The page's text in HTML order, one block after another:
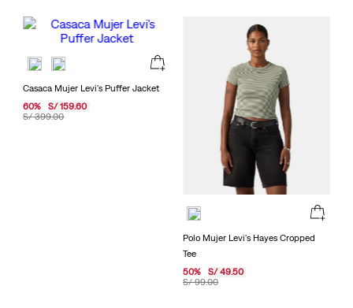
Casaca Mujer Levi's Puffer Jacket
S/ 399.00
60% S/ 159.60
Polo Mujer Levi's Hayes Cropped
Tee
S/ 99.00
50% S/ 49.50